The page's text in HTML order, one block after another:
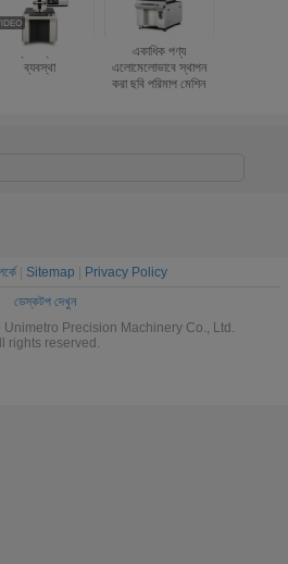
ব্যবস্থা
একাধিক পণ্য
এলোমেলোভাবে স্থাপন
করা ছবি পরিমাপ মেশিন
| Sitemap
Privacy Policy
ডেস্কটপ দেখুন
Precision Machinery Co., Ltd.
rights reserved.